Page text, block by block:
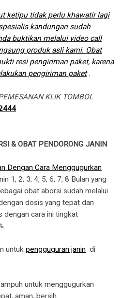
ketipu tidak perlu khawatir lagi
kandungan sudah
buktikan melalui video call
produk asli kami. Obat
resi pengiriman paket, karena
pengiriman paket.
KLIK TOMBOL
& OBAT PENDORONG JANIN
Dengan Cara Menggugurkan
1, 2, 3, 4, 5, 6, 7, 8 Bulan yang
obat aborsi sudah melalui
dosis yang tepat dan
dengan cara ini tingkat
untuk pengguguran janin di
untuk menggugurkan
aman, bersih.